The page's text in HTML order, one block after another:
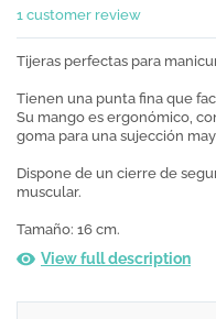
1 customer review
Tijeras perfectas para
Tienen una punta fina que
Su mango es ergonómico,
goma para una sujección
Dispone de un cierre de
muscular.
Tamaño: 16 cm.
View full description